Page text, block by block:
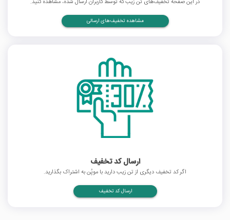
در این صفحه تخفیف‌های تن زیب که توسط کاربران ارسال شده، مشاهده کنید.
مشاهده تخفیف‌های ارسالی
ارسال کد تخفیف
اگر کد تخفیف دیگری از تن زیب دارید با موپُن به اشتراک بگذارید.
ارسال کد تخفیف